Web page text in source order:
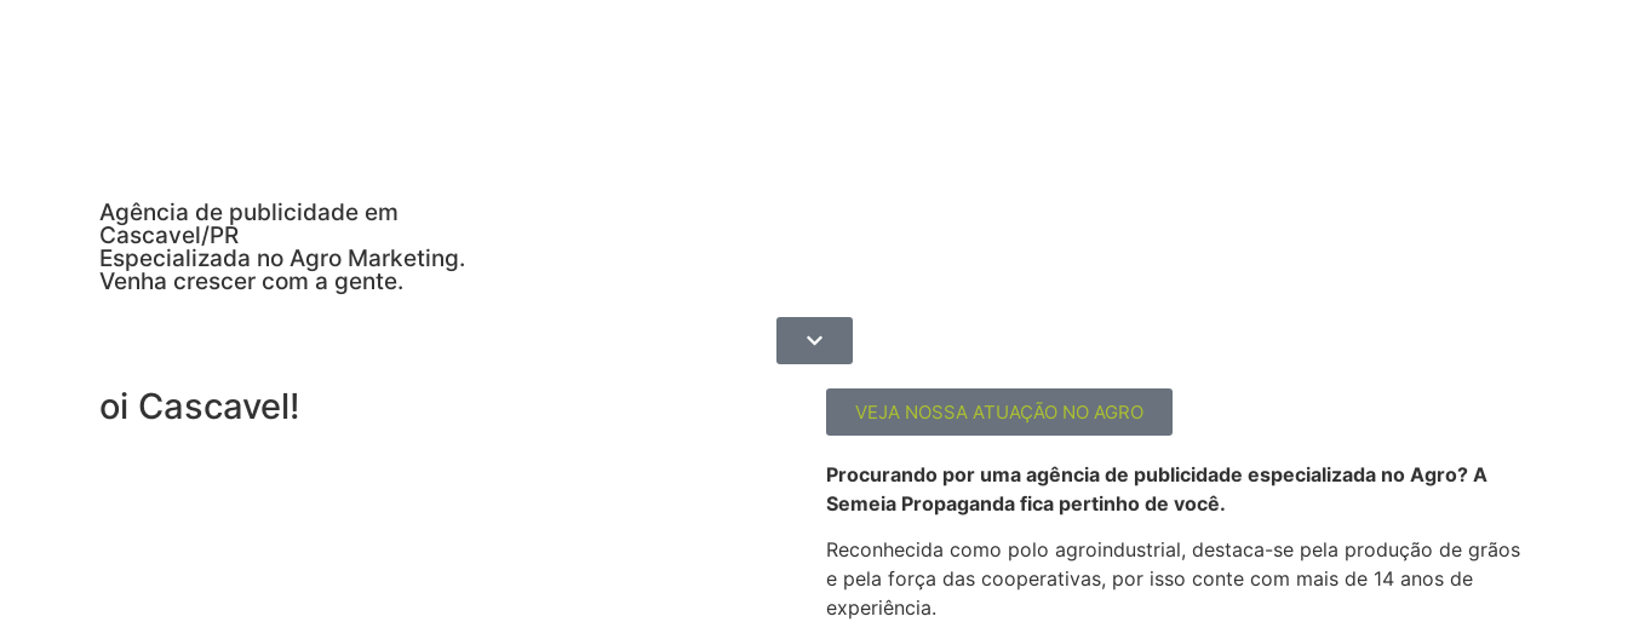
Agência de publicidade em
Cascavel/PR
Especializada no Agro Marketing.
Venha crescer com a gente.
oi Cascavel! VEJA NOSSA ATUAÇÃO NO AGRO
Procurando por uma agência de publicidade especializada no Agro? A
Semeia Propaganda fica pertinho de você.
Reconhecida como polo agroindustrial, destaca-se pela produção de grãos
e pela força das cooperativas, por isso conte com mais de 14 anos de
experiência.